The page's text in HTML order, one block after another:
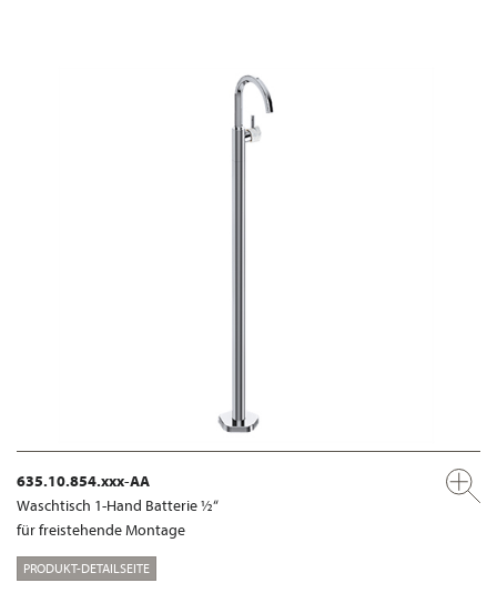
635.10.854.xxx-AA
Waschtisch 1-Hand Batterie ½“
für freistehende Montage
PRODUKT-DETAILSEITE